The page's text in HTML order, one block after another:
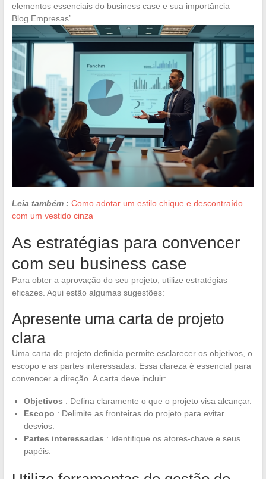
elementos essenciais do business case e sua importância –
Blog Empresas’.
Leia também : Como adotar um estilo chique e descontraído
com um vestido cinza
As estratégias para convencer
com seu business case
Para obter a aprovação do seu projeto, utilize estratégias
eficazes. Aqui estão algumas sugestões:
Apresente uma carta de projeto
clara
Uma carta de projeto definida permite esclarecer os objetivos, o
escopo e as partes interessadas. Essa clareza é essencial para
convencer a direção. A carta deve incluir:
Objetivos : Defina claramente o que o projeto visa alcançar.
Escopo : Delimite as fronteiras do projeto para evitar
desvios.
Partes interessadas : Identifique os atores-chave e seus
papéis.